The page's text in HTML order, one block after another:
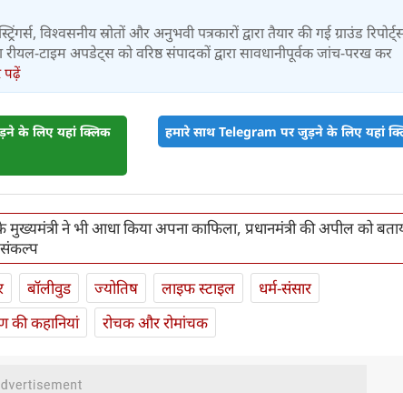
विश्वसनीय स्रोतों और अनुभवी पत्रकारों द्वारा तैयार की गई ग्राउंड
रीयल-टाइम अपडेट्स को वरिष्ठ संपादकों द्वारा सावधानीपूर्वक जांच-परख कर
के लिए यहां क्लिक
हमारे साथ Telegram पर जुड़ने के लिए यहां
ने भी आधा किया अपना काफिला, प्रधानमंत्री की अपील को
संकल्प
बॉलीवुड ज्योतिष लाइफ स्‍टाइल
धर्म-संसार
की कहानियां रोचक और रोमांचक